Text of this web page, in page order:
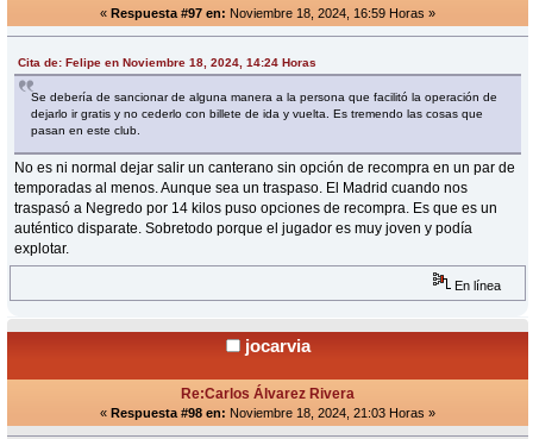
« Respuesta #97 en: Noviembre 18, 2024, 16:59 Horas »
Cita de: Felipe en Noviembre 18, 2024, 14:24 Horas
Se debería de sancionar de alguna manera a la persona que facilitó la operación de
dejarlo ir gratis y no cederlo con billete de ida y vuelta. Es tremendo las cosas que
pasan en este club.
No es ni normal dejar salir un canterano sin opción de recompra en un par de
temporadas al menos. Aunque sea un traspaso. El Madrid cuando nos
traspasó a Negredo por 14 kilos puso opciones de recompra. Es que es un
auténtico disparate. Sobretodo porque el jugador es muy joven y podía
explotar.
En línea
jocarvia
Re:Carlos Álvarez Rivera
« Respuesta #98 en: Noviembre 18, 2024, 21:03 Horas »